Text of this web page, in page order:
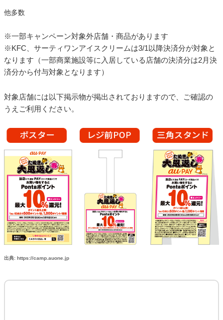
他多数
※一部キャンペーン対象外店舗・商品があります
※KFC、サーティワンアイスクリームは3/1以降決済分が対象と
なります（一部商業施設等に入居している店舗の決済分は2月決
済分から付与対象となります）
対象店舗には以下掲示物が掲出されておりますので、ご確認の
うえご利用ください。
出典: https://camp.auone.jp